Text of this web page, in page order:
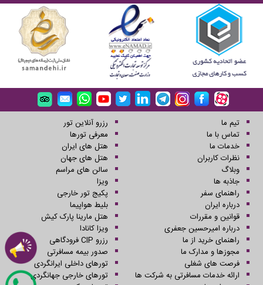
تیم ما
تماس با ما
خدمات ما
نظرات کاربران
وبلاگ
جاذبه ها
راهنمای سفر
درباره ایران
قوانین و مقررات
درباره امیرحسین جعفری
راهنمای خرید از ما
مجوزها و مدارک ما
فرصت های شغلی
ارائه خدمات مسافرتی به شرکت ها
رزرو آنلاین تور
معرفی تورها
هتل های ایران
هتل های جهان
سالن های مراسم
ویزا
پکیج تور خارجی
بلیط هواپیما
هتل مارینا پارک کیش
ویزا کانادا
رزرو CIP فرودگاهی
صدور بیمه مسافرتی
تورهای داخلی ایرانگردی
تورهای خارجی جهانگردی